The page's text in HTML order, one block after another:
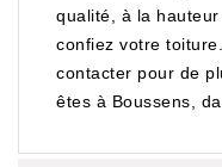
qualité, à la
confiez votre
contacter pour de
êtes à Boussens,